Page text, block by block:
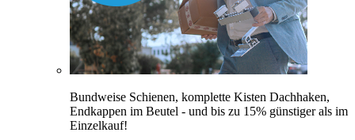
Bundweise Schienen, komplette Kisten Dachhaken,
Endkappen im Beutel - und bis zu 15% günstiger als im
Einzelkauf!